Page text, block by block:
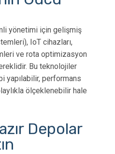
yönetimi için gelişmiş
IoT cihazları,
ve rota optimizasyon
Bu teknolojiler
yapılabilir, performans
ölçeklenebilir hale
Depolar